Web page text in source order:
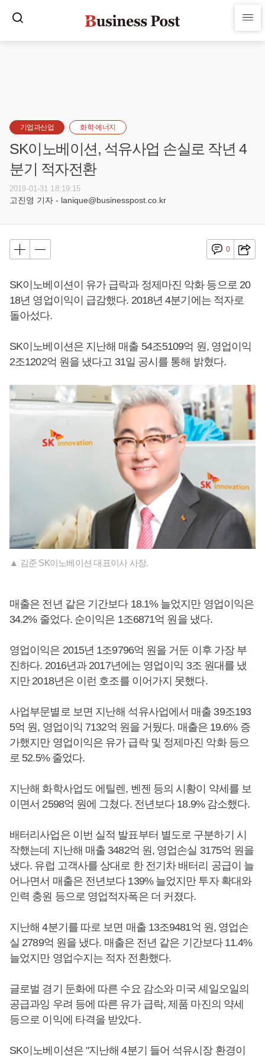
기업과산업 화학·에너지
SK이노베이션, 석유사업 손실로 작년 4
분기 적자전환
2019-01-31 18:19:15
고진영 기자 - lanique@businesspost.co.kr
0
SK이노베이션이 유가 급락과 정제마진 악화 등으로 20
18년 영업이익이 급감했다. 2018년 4분기에는 적자로
돌아섰다.
SK이노베이션은 지난해 매출 54조5109억 원, 영업이익
2조1202억 원을 냈다고 31일 공시를 통해 밝혔다.
▲ 김준 SK이노베이션 대표이사 사장.
매출은 전년 같은 기간보다 18.1% 늘었지만 영업이익은
34.2% 줄었다. 순이익은 1조6871억 원을 냈다.
영업이익은 2015년 1조9796억 원을 거둔 이후 가장 부
진하다. 2016년과 2017년에는 영업이익 3조 원대를 냈
지만 2018년은 이런 호조를 이어가지 못했다.
사업부문별로 보면 지난해 석유사업에서 매출 39조193
5억 원, 영업이익 7132억 원을 거뒀다. 매출은 19.6% 증
가했지만 영업이익은 유가 급락 및 정제마진 악화 등으
로 52.5% 줄었다.
지난해 화학사업도 에틸렌, 벤젠 등의 시황이 약세를 보
이면서 2598억 원에 그쳤다. 전년보다 18.9% 감소했다.
배터리사업은 이번 실적 발표부터 별도로 구분하기 시
작했는데 지난해 매출 3482억 원, 영업손실 3175억 원을
냈다. 유럽 고객사를 상대로 한 전기차 배터리 공급이 늘
어나면서 매출은 전년보다 139% 늘었지만 투자 확대와
인력 충원 등으로 영업적자폭은 더 커졌다.
지난해 4분기를 따로 보면 매출 13조9481억 원, 영업손
실 2789억 원을 냈다. 매출은 전년 같은 기간보다 11.4%
늘었지만 영업수지는 적자 전환했다.
글로벌 경기 둔화에 따른 수요 감소와 미국 셰일오일의
공급과잉 우려 등에 따른 유가 급락, 제품 마진의 약세
등으로 이익에 타격을 받았다.
SK이노베이션은 "지난해 4분기 들어 석유시장 환경이